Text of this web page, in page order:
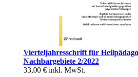
Vierteljahresschrift für
Nachbargebiete 2/2022
33,00 € inkl. MwSt.